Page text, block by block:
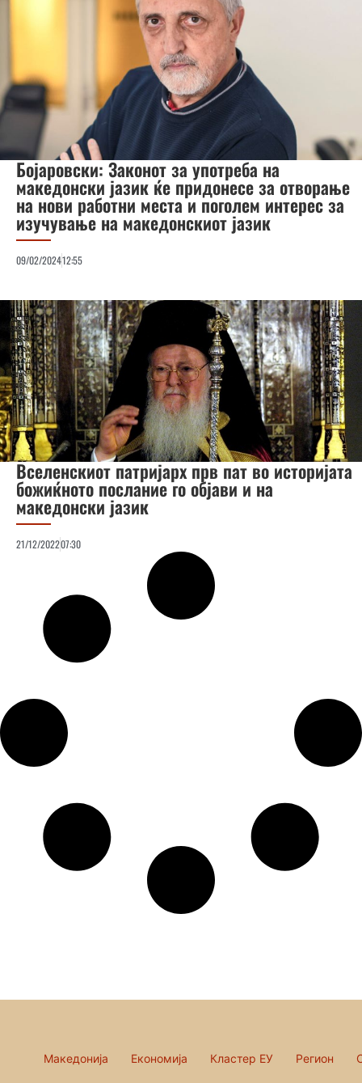
Бојаровски: Законот за употреба на
македонски јазик ќе придонесе за отворање
на нови работни места и поголем интерес за
изучување на македонскиот јазик
09/02/202412:55
Вселенскиот патријарх прв пат во историјата
божиќното послание го објави и на
македонски јазик
21/12/202207:30
Македонија Економија Кластер ЕУ Регион